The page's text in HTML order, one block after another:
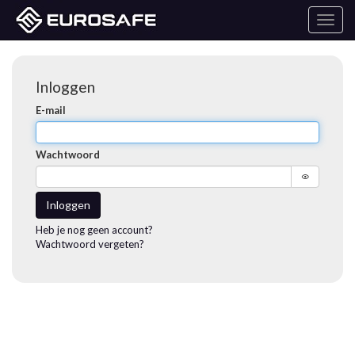
Inloggen
E-mail
Wachtwoord
Inloggen
Heb je nog geen account?
Wachtwoord vergeten?